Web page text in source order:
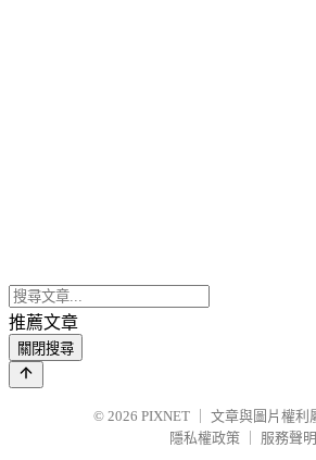
推薦文章
關閉搜尋
© 2026 PIXNET
文章與圖片權利
隱私權政策
服務聲明